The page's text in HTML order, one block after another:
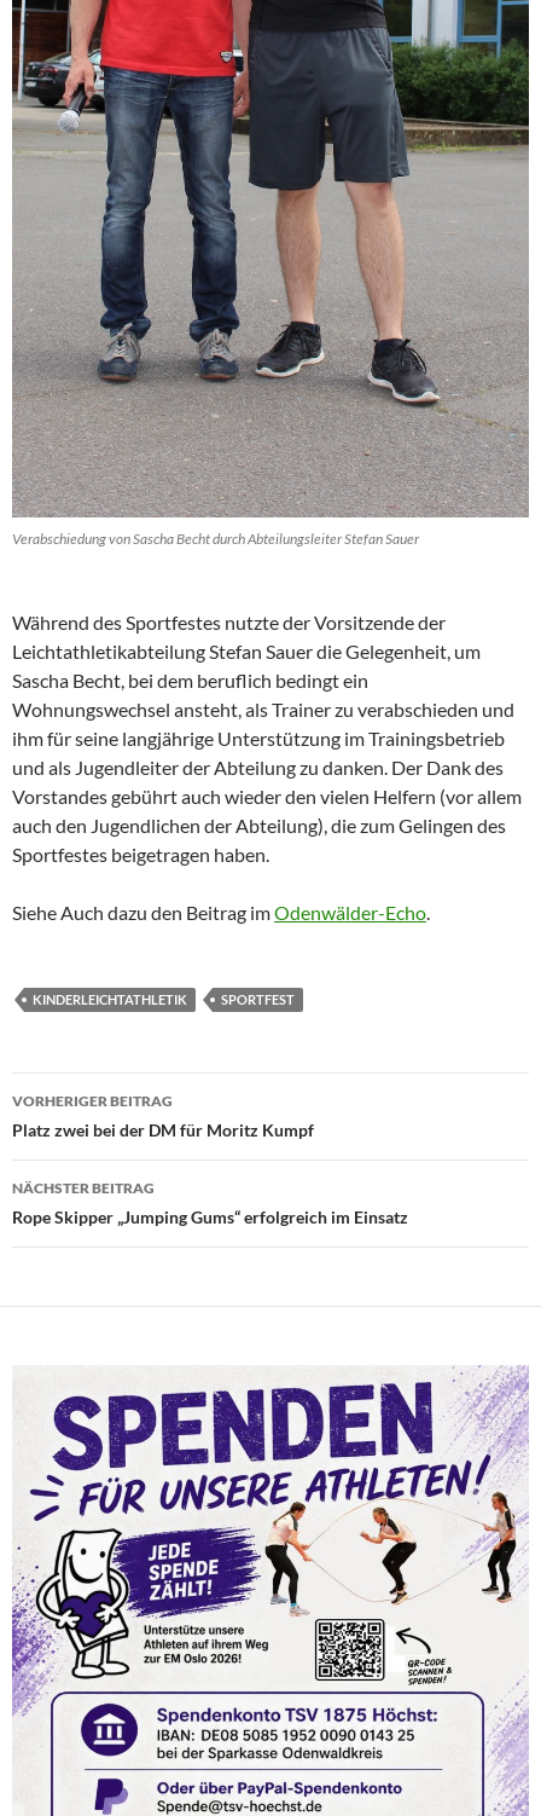
Verabschiedung von Sascha Becht durch Abteilungsleiter Stefan Sauer
Während des Sportfestes nutzte der Vorsitzende der
Leichtathletikabteilung Stefan Sauer die Gelegenheit, um
Sascha Becht, bei dem beruflich bedingt ein
Wohnungswechsel ansteht, als Trainer zu verabschieden und
ihm für seine langjährige Unterstützung im Trainingsbetrieb
und als Jugendleiter der Abteilung zu danken. Der Dank des
Vorstandes gebührt auch wieder den vielen Helfern (vor allem
auch den Jugendlichen der Abteilung), die zum Gelingen des
Sportfestes beigetragen haben.
Siehe Auch dazu den Beitrag imOdenwälder-Echo.
KINDERLEICHTATHLETIK SPORTFEST
Beitragsnavigation
VORHERIGER BEITRAG
Platz zwei bei der DM für Moritz Kumpf
NÄCHSTER BEITRAG
Rope Skipper „Jumping Gums“ erfolgreich im Einsatz